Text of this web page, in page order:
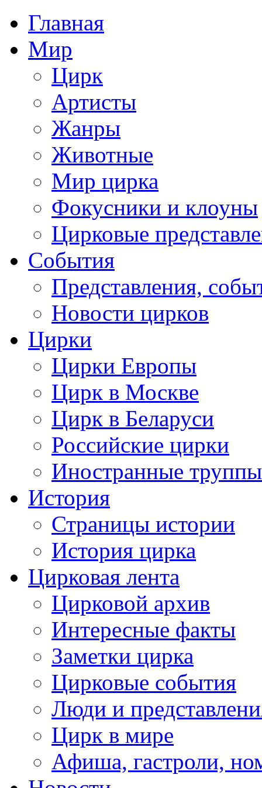
Главная
Мир
Цирк
Артисты
Жанры
Животные
Мир цирка
Фокусники и клоуны
Цирковые
События
Представления,
Новости цирков
Цирки
Цирки Европы
Цирк в Москве
Цирк в Беларуси
Российские цирки
Иностранные труппы
История
Страницы истории
История цирка
Цирковая лента
Цирковой архив
Интересные факты
Заметки цирка
Цирковые события
Люди и
Цирк в мире
Афиша, гастроли,